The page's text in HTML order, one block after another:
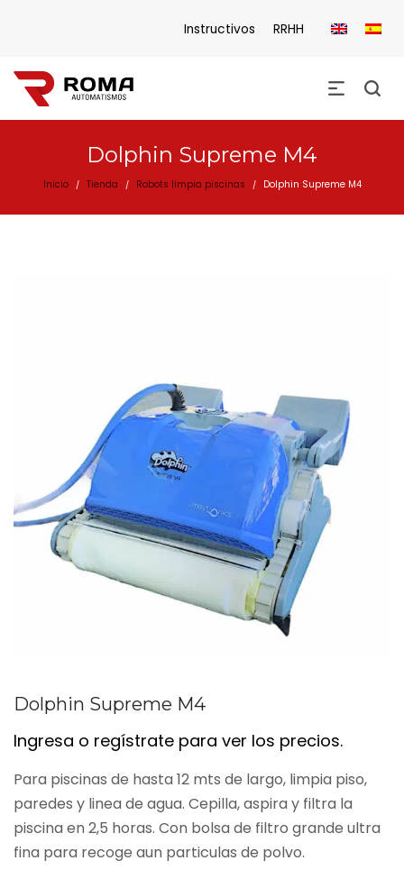
Instructivos RRHH
Dolphin Supreme M4
Inicio / Tienda / Robots limpia piscinas / Dolphin Supreme M4
Dolphin Supreme M4
Ingresa o regístrate para ver los precios.
Para piscinas de hasta 12 mts de largo, limpia piso,
paredes y linea de agua. Cepilla, aspira y filtra la
piscina en 2,5 horas. Con bolsa de filtro grande ultra
fina para recoge aun particulas de polvo.